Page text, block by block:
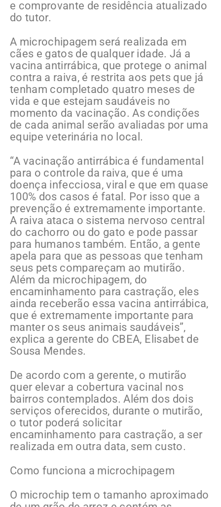
e comprovante de residência atualizado
do tutor.
A microchipagem será realizada em
cães e gatos de qualquer idade. Já a
vacina antirrábica, que protege o animal
contra a raiva, é restrita aos pets que já
tenham completado quatro meses de
vida e que estejam saudáveis no
momento da vacinação. As condições
de cada animal serão avaliadas por uma
equipe veterinária no local.
“A vacinação antirrábica é fundamental
para o controle da raiva, que é uma
doença infecciosa, viral e que em quase
100% dos casos é fatal. Por isso que a
prevenção é extremamente importante.
A raiva ataca o sistema nervoso central
do cachorro ou do gato e pode passar
para humanos também. Então, a gente
apela para que as pessoas que tenham
seus pets compareçam ao mutirão.
Além da microchipagem, do
encaminhamento para castração, eles
ainda receberão essa vacina antirrábica,
que é extremamente importante para
manter os seus animais saudáveis”,
explica a gerente do CBEA, Elisabet de
Sousa Mendes.
De acordo com a gerente, o mutirão
quer elevar a cobertura vacinal nos
bairros contemplados. Além dos dois
serviços oferecidos, durante o mutirão,
o tutor poderá solicitar
encaminhamento para castração, a ser
realizada em outra data, sem custo.
Como funciona a microchipagem
O microchip tem o tamanho aproximado